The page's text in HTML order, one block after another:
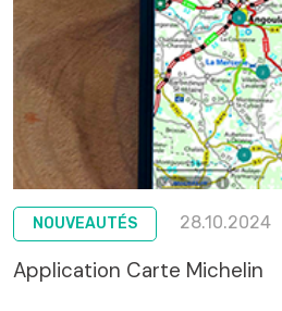
NOUVEAUTÉS 28.10.2024
Application Carte Michelin